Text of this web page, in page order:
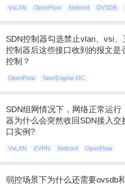
VxLAN OpenFlow Netconf OVSDB
SDN控制器勾选禁止vlan、vsi、
控制器后这些接口收到的报文是
控制？
OpenFlow SeerEngine-DC
SDN组网情况下，网络正常运行
器为什么会突然收回SDN接入交
口实例?
VxLAN EVPN Netconf OpenFlow
弱控场景下为什么还需要ovsdb